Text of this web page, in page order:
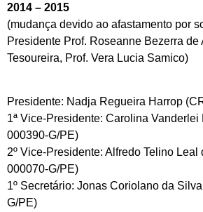
2014 – 2015
(mudança devido ao afastamento por
Presidente Prof. Roseanne Bezerra de
Tesoureira, Prof. Vera Lucia Samico)
Presidente: Nadja Regueira Harrop
1ª Vice-Presidente: Carolina
000390-G/PE)
2º Vice-Presidente: Alfredo Telino
000070-G/PE)
1º Secretário: Jonas Coriolano da
G/PE)